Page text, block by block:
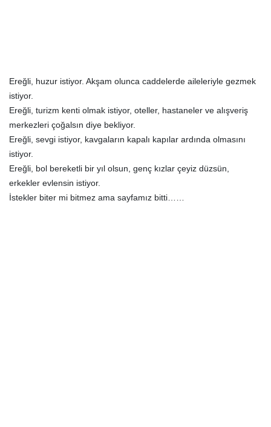
Ereğli, huzur istiyor. Akşam olunca caddelerde aileleriyle gezmek
istiyor.
Ereğli, turizm kenti olmak istiyor, oteller, hastaneler ve alışveriş
merkezleri çoğalsın diye bekliyor.
Ereğli, sevgi istiyor, kavgaların kapalı kapılar ardında olmasını
istiyor.
Ereğli, bol bereketli bir yıl olsun, genç kızlar çeyiz düzsün,
erkekler evlensin istiyor.
İstekler biter mi bitmez ama sayfamız bitti……